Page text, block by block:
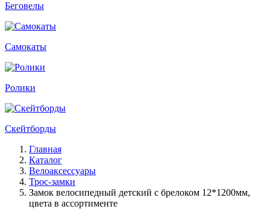
Беговелы
Самокаты
Ролики
Скейтборды
Главная
Каталог
Велоаксессуары
Трос-замки
Замок велосипедный детский c брелоком 12*1200мм,
цвета в ассортименте